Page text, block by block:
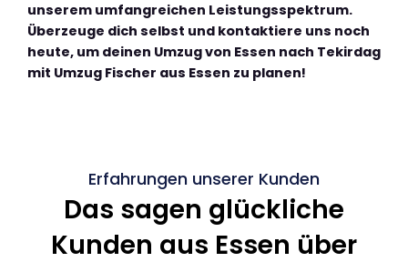
unserem umfangreichen Leistungsspektrum.
Überzeuge dich selbst und kontaktiere uns noch
heute, um deinen Umzug von Essen nach Tekirdag
mit Umzug Fischer aus Essen zu planen!
Erfahrungen unserer Kunden
Das sagen glückliche
Kunden aus Essen über